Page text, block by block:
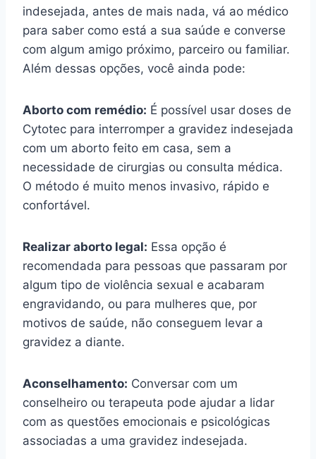
indesejada, antes de mais nada, vá ao médico
para saber como está a sua saúde e converse
com algum amigo próximo, parceiro ou familiar.
Além dessas opções, você ainda pode:
Aborto com remédio: É possível usar doses de
Cytotec para interromper a gravidez indesejada
com um aborto feito em casa, sem a
necessidade de cirurgias ou consulta médica.
O método é muito menos invasivo, rápido e
confortável.
Realizar aborto legal: Essa opção é
recomendada para pessoas que passaram por
algum tipo de violência sexual e acabaram
engravidando, ou para mulheres que, por
motivos de saúde, não conseguem levar a
gravidez a diante.
Aconselhamento: Conversar com um
conselheiro ou terapeuta pode ajudar a lidar
com as questões emocionais e psicológicas
associadas a uma gravidez indesejada.